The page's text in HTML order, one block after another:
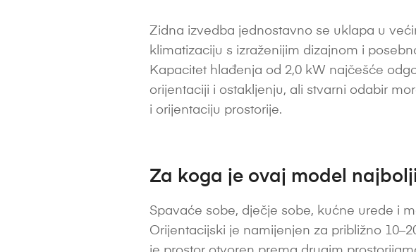
Zidna izvedba jednostavno se uklapa u
klimatizaciju s izraženijim dizajnom i
Kapacitet hlađenja od 2,0 kW najčešće
orijentaciji i ostakljenju, ali stvarni odabir
i orijentaciju prostorije.
Za koga je ovaj model
Spavaće sobe, dječje sobe, kućne urede i
Orijentacijski je namijenjen za približno